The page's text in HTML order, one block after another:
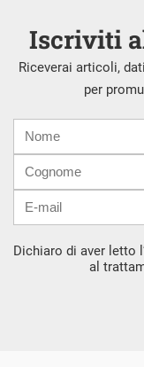
Iscriviti
Riceverai articoli,
per
mail
Dichiaro di aver letto
al